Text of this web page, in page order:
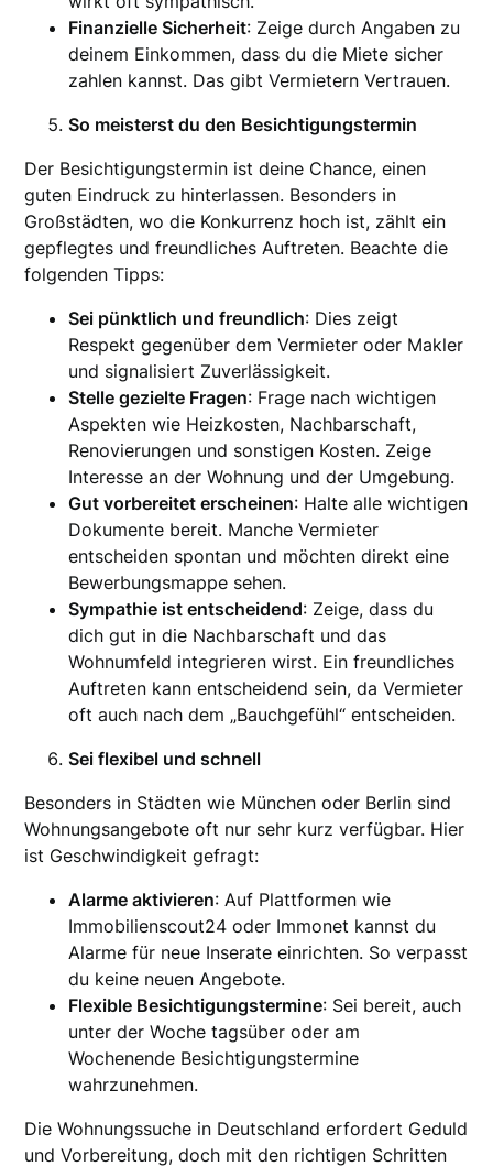
Finanzielle Sicherheit: Zeige durch Angaben zu
deinem Einkommen, dass du die Miete sicher
zahlen kannst. Das gibt Vermietern Vertrauen.
So meisterst du den Besichtigungstermin
Der Besichtigungstermin ist deine Chance, einen
guten Eindruck zu hinterlassen. Besonders in
Großstädten, wo die Konkurrenz hoch ist, zählt ein
gepflegtes und freundliches Auftreten. Beachte die
folgenden Tipps:
Sei pünktlich und freundlich: Dies zeigt
Respekt gegenüber dem Vermieter oder Makler
und signalisiert Zuverlässigkeit.
Stelle gezielte Fragen: Frage nach wichtigen
Aspekten wie Heizkosten, Nachbarschaft,
Renovierungen und sonstigen Kosten. Zeige
Interesse an der Wohnung und der Umgebung.
Gut vorbereitet erscheinen: Halte alle wichtigen
Dokumente bereit. Manche Vermieter
entscheiden spontan und möchten direkt eine
Bewerbungsmappe sehen.
Sympathie ist entscheidend: Zeige, dass du
dich gut in die Nachbarschaft und das
Wohnumfeld integrieren wirst. Ein freundliches
Auftreten kann entscheidend sein, da Vermieter
oft auch nach dem „Bauchgefühl“ entscheiden.
Sei flexibel und schnell
Besonders in Städten wie München oder Berlin sind
Wohnungsangebote oft nur sehr kurz verfügbar. Hier
ist Geschwindigkeit gefragt:
Alarme aktivieren: Auf Plattformen wie
Immobilienscout24 oder Immonet kannst du
Alarme für neue Inserate einrichten. So verpasst
du keine neuen Angebote.
Flexible Besichtigungstermine: Sei bereit, auch
unter der Woche tagsüber oder am
Wochenende Besichtigungstermine
wahrzunehmen.
Die Wohnungssuche in Deutschland erfordert Geduld
und Vorbereitung, doch mit den richtigen Schritten